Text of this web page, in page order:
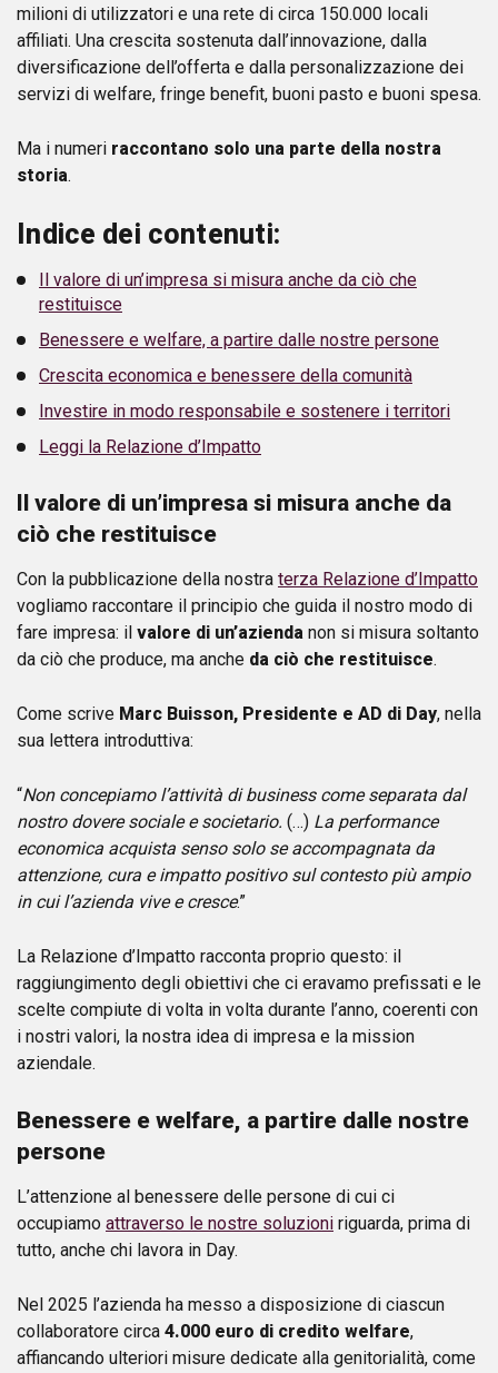
milioni di utilizzatori e una rete di circa 150.000 locali
affiliati. Una crescita sostenuta dall’innovazione, dalla
diversificazione dell’offerta e dalla personalizzazione dei
servizi di welfare, fringe benefit, buoni pasto e buoni spesa.
Ma i numeri raccontano solo una parte della nostra
storia.
Indice dei contenuti:
Il valore di un’impresa si misura anche da ciò che
restituisce
Benessere e welfare, a partire dalle nostre persone
Crescita economica e benessere della comunità
Investire in modo responsabile e sostenere i territori
Leggi la Relazione d’Impatto
Il valore di un’impresa si misura anche da
ciò che restituisce
Con la pubblicazione della nostra terza Relazione d’Impatto
vogliamo raccontare il principio che guida il nostro modo di
fare impresa: il valore di un’azienda non si misura soltanto
da ciò che produce, ma anche da ciò che restituisce.
Come scrive Marc Buisson, Presidente e AD di Day, nella
sua lettera introduttiva:
“Non concepiamo l’attività di business come separata dal
nostro dovere sociale e societario. (…) La performance
economica acquista senso solo se accompagnata da
attenzione, cura e impatto positivo sul contesto più ampio
in cui l’azienda vive e cresce.”
La Relazione d’Impatto racconta proprio questo: il
raggiungimento degli obiettivi che ci eravamo prefissati e le
scelte compiute di volta in volta durante l’anno, coerenti con
i nostri valori, la nostra idea di impresa e la mission
aziendale.
Benessere e welfare, a partire dalle nostre
persone
L’attenzione al benessere delle persone di cui ci
occupiamo attraverso le nostre soluzioni riguarda, prima di
tutto, anche chi lavora in Day.
Nel 2025 l’azienda ha messo a disposizione di ciascun
collaboratore circa 4.000 euro di credito welfare,
affiancando ulteriori misure dedicate alla genitorialità, come